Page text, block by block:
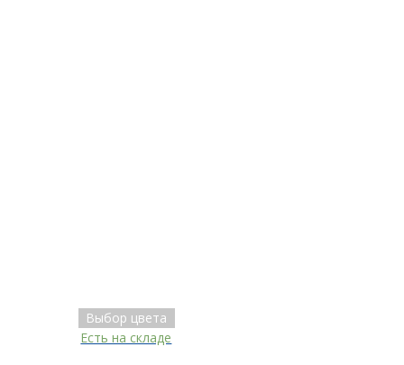
Выбор цвета
Есть на складе